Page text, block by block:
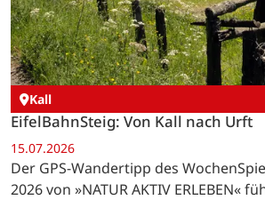
Kall
EifelBahnSteig: Von Kall nach Urft
15.07.2026
Der GPS-Wandertipp des
2026 von »NATUR AKTIV ERLEBEN«